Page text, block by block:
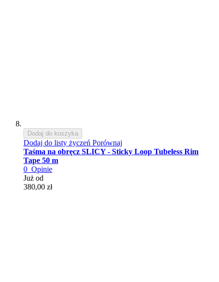
Dodaj do koszyka
Dodaj do listy życzeń Porównaj
Taśma na obręcz SLICY - Sticky Loop Tubeless Rim
Tape 50 m
0 Opinie
Już od
380,00 zł